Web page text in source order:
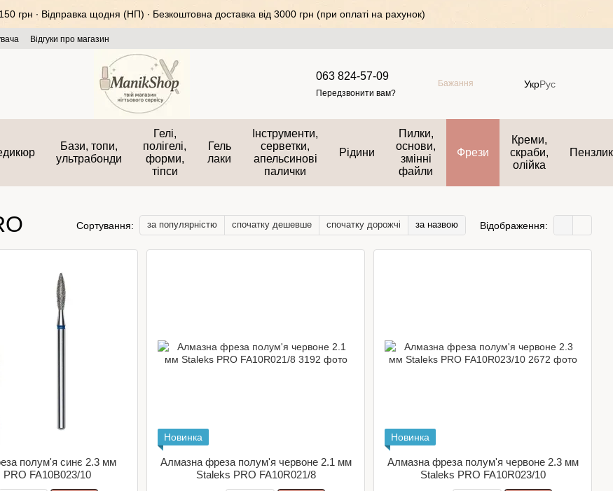
грн ∙ Відправка щодня (НП) ∙ Безкоштовна доставка від 3000 грн (при оплаті на рахунок)
Відгуки про магазин
063 824-57-09
Передзвонити вам?
Бажання УкрРус
Бази, топи,
ультрабонди
Гелі,
полігелі,
форми,
тіпси
Гель
лаки
Інструменти,
серветки,
апельсинові
палички
Рідини
Пилки,
основи,
змінні
файли
Фрези
Креми,
скраби,
олійка
Сортування: за популярністю спочатку дешевше спочатку дорожчі за назвою Відображення:
полум'я синє 2.3 мм
PRO FA10B023/10
Новинка
Алмазна фреза полум'я червоне 2.1 мм
Staleks PRO FA10R021/8
Новинка
Алмазна фреза полум'я червоне 2.3 мм
Staleks PRO FA10R023/10